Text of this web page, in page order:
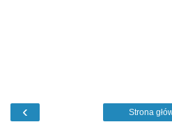
‹ Strona